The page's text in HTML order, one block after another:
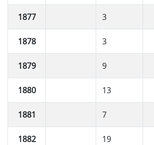
1877 3
1878 3
1879 9
1880 13
1881 7
1882 19